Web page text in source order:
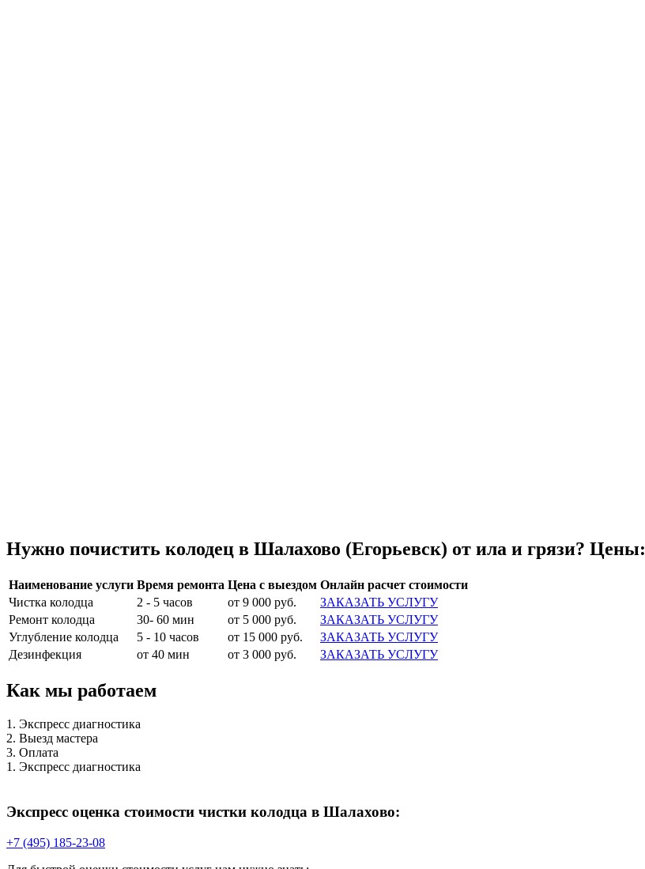
Нужно почистить колодец в Шалахово (Егорьевск) от ила и грязи? Цены:
Наименование услуги Время ремонта Цена с выездом Онлайн расчет стоимости
Чистка колодца
2 - 5 часов от 9 000 руб.
ЗАКАЗАТЬ УСЛУГУ
Ремонт колодца
30- 60 мин от 5 000 руб.
ЗАКАЗАТЬ УСЛУГУ
Углубление колодца
5 - 10 часов от 15 000 руб.
ЗАКАЗАТЬ УСЛУГУ
Дезинфекция
от 40 мин от 3 000 руб. ЗАКАЗАТЬ УСЛУГУ
Как мы работаем
1. Экспресс диагностика
2. Выезд мастера
3. Оплата
1. Экспресс диагностика
Экспресс оценка стоимости чистки колодца в Шалахово:
+7 (495) 185-23-08